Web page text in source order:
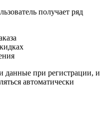
получает ряд
данные при регистрации, и
автоматически